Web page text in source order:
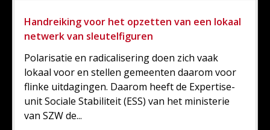
Handreiking voor het opzetten van een lokaal
netwerk van sleutelfiguren
Polarisatie en radicalisering doen zich vaak
lokaal voor en stellen gemeenten daarom voor
flinke uitdagingen. Daarom heeft de Expertise-
unit Sociale Stabiliteit (ESS) van het ministerie
van SZW de...